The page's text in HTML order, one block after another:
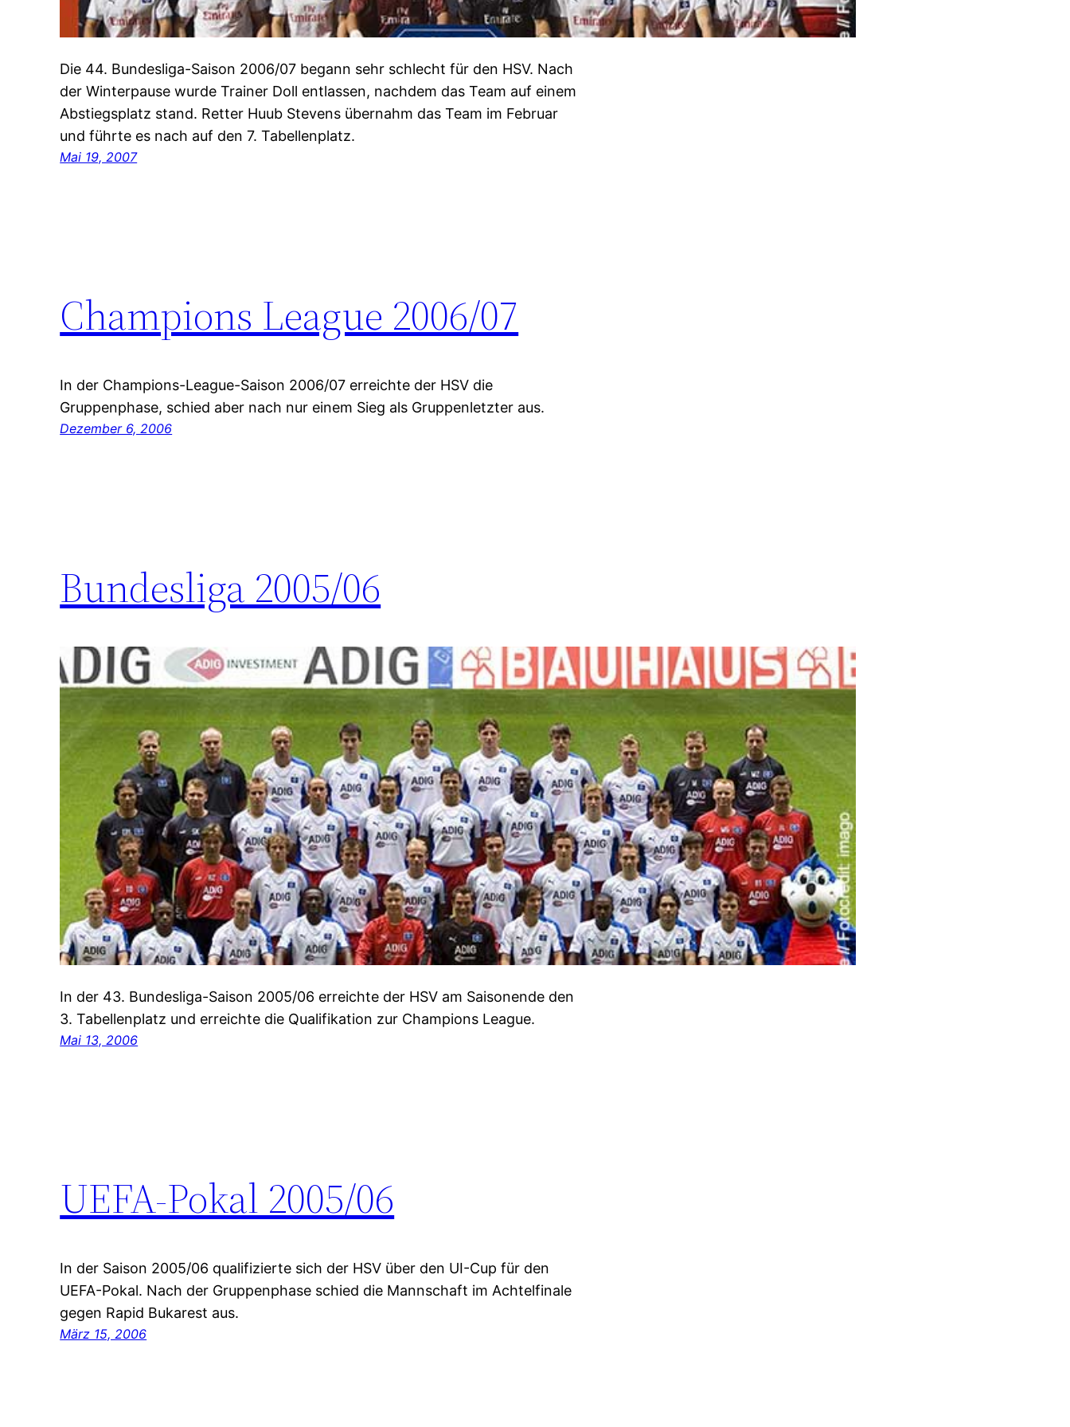
Die 44. Bundesliga-Saison 2006/07 begann sehr schlecht für den HSV. Nach
der Winterpause wurde Trainer Doll entlassen, nachdem das Team auf einem
Abstiegsplatz stand. Retter Huub Stevens übernahm das Team im Februar
und führte es nach auf den 7. Tabellenplatz.
Mai 19, 2007
Champions League 2006/07
In der Champions-League-Saison 2006/07 erreichte der HSV die
Gruppenphase, schied aber nach nur einem Sieg als Gruppenletzter aus.
Dezember 6, 2006
Bundesliga 2005/06
In der 43. Bundesliga-Saison 2005/06 erreichte der HSV am Saisonende den
3. Tabellenplatz und erreichte die Qualifikation zur Champions League.
Mai 13, 2006
UEFA-Pokal 2005/06
In der Saison 2005/06 qualifizierte sich der HSV über den UI-Cup für den
UEFA-Pokal. Nach der Gruppenphase schied die Mannschaft im Achtelfinale
gegen Rapid Bukarest aus.
März 15, 2006